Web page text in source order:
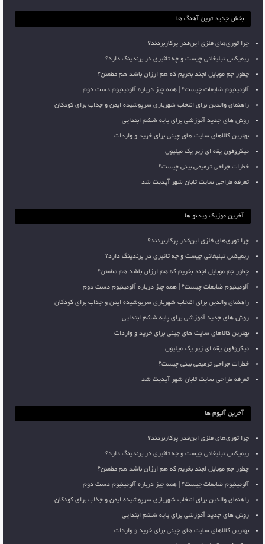
بخش جدید ترین آهنگ ها
چرا توری‌های فلزی این‌قدر پرکاربردند؟
ریمیکس تبلیغاتی چیست و چه تاثیری در برندینگ دارد؟
چطور جم موبایل لجند بخریم که هم ارزان باشد هم مطمئن؟
آلومینیوم ضایعات چیست؟ | همه چیز درباره آلومینیوم دست دوم
راهنمای والدین برای انتخاب شهربازی سرپوشیده ایمن و جذاب برای کودکان
روش های جدید آموزشی برای پایه ششم ابتدایی
بهترین کالاهای سایت های چینی برای خرید و واردات
میکروفون یقه ای زیر یک میلیون
خطرات جراحی ترمیمی بینی چیست؟
تعرفه طراحی سایت تابان شهر آپدیت شد
آخرین موزیک ویدئو ها
چرا توری‌های فلزی این‌قدر پرکاربردند؟
ریمیکس تبلیغاتی چیست و چه تاثیری در برندینگ دارد؟
چطور جم موبایل لجند بخریم که هم ارزان باشد هم مطمئن؟
آلومینیوم ضایعات چیست؟ | همه چیز درباره آلومینیوم دست دوم
راهنمای والدین برای انتخاب شهربازی سرپوشیده ایمن و جذاب برای کودکان
روش های جدید آموزشی برای پایه ششم ابتدایی
بهترین کالاهای سایت های چینی برای خرید و واردات
میکروفون یقه ای زیر یک میلیون
خطرات جراحی ترمیمی بینی چیست؟
تعرفه طراحی سایت تابان شهر آپدیت شد
آخرین آلبوم ها
چرا توری‌های فلزی این‌قدر پرکاربردند؟
ریمیکس تبلیغاتی چیست و چه تاثیری در برندینگ دارد؟
چطور جم موبایل لجند بخریم که هم ارزان باشد هم مطمئن؟
آلومینیوم ضایعات چیست؟ | همه چیز درباره آلومینیوم دست دوم
راهنمای والدین برای انتخاب شهربازی سرپوشیده ایمن و جذاب برای کودکان
روش های جدید آموزشی برای پایه ششم ابتدایی
بهترین کالاهای سایت های چینی برای خرید و واردات